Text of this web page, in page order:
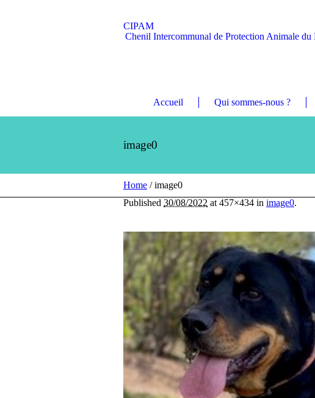
CIPAM
Chenil Intercommunal de Protection Animale du
Accueil Qui sommes-nous ?
image0
Home /image0
Published 30/08/2022 at 457×434 in image0.